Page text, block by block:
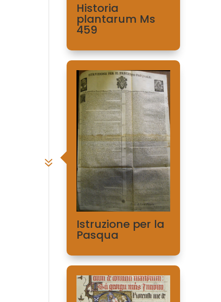
Historia
plantarum Ms
459
7
Istruzione per la
Pasqua